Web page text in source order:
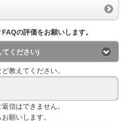
の評価をお願いします。
てください)
教えてください。
信はできません。
願いします。